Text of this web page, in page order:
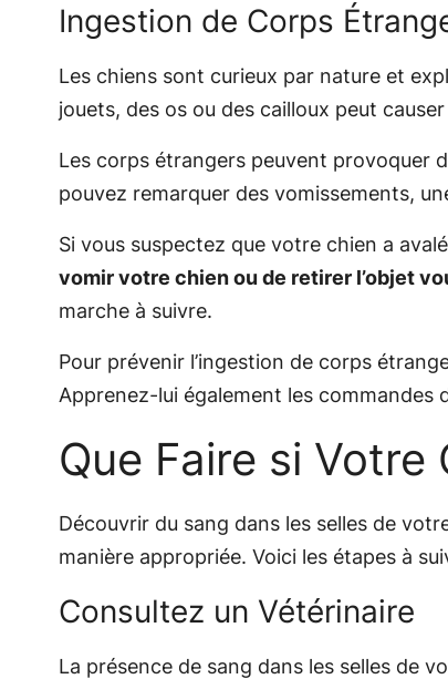
Ingestion de Corps
Les chiens sont curieux par nature et
jouets, des os ou des cailloux peut
Les corps étrangers peuvent provoquer
pouvez remarquer des vomissements,
Si vous suspectez que votre chien a
vomir votre chien ou de retirer l’objet
marche à suivre.
Pour prévenir l’ingestion de corps
Apprenez-lui également les commandes
Que Faire si Votre
Découvrir du sang dans les selles de
manière appropriée. Voici les étapes à
Consultez un Vétérinaire
La présence de sang dans les selles de